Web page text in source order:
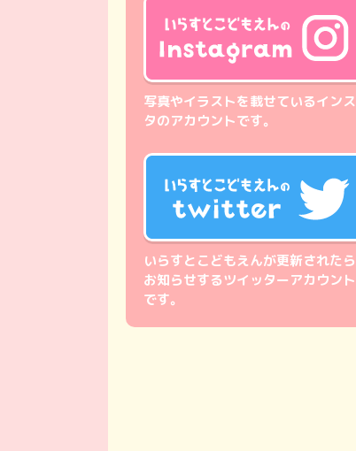
写真やイラストを載せているインス
タのアカウントです。
いらすとこどもえんが更新されたら
お知らせするツイッターアカウント
です。